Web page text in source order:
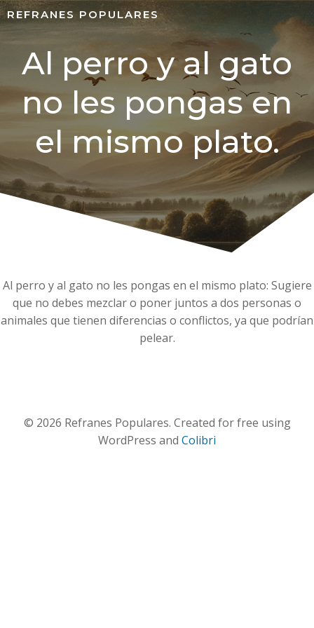
REFRANES POPULARES
Al perro y al gato
no les pongas en
el mismo plato.
Al perro y al gato no les pongas en el mismo plato: Sugiere
que no debes mezclar o poner juntos a dos personas o
animales que tienen diferencias o conflictos, ya que podrían
pelear.
© 2026 Refranes Populares. Created for free using
WordPress and Colibri